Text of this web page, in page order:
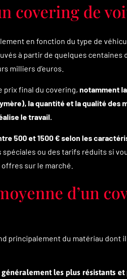
covering de
en fonction du type de
à partir de quelques centaines
milliers d’euros.
prix final du covering, notamment
la quantité et la qualité des
le travail.
500 et 1500 € selon les
ou des tarifs réduits si
sur le marché.
d’un
principalement du matériau dont
les plus résistants et